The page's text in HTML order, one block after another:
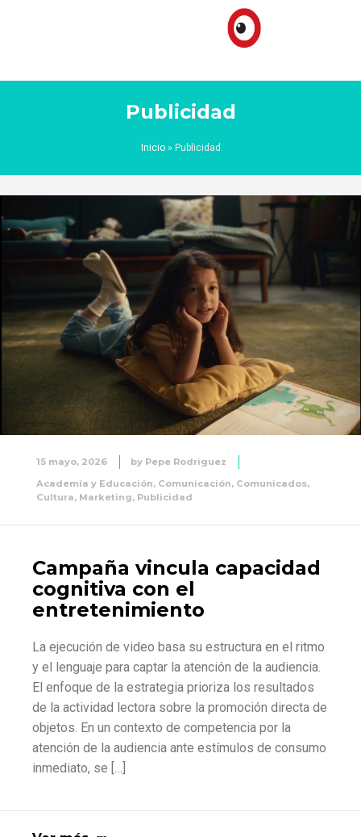
Publicidad
Inicio» Publicidad
15 mayo, 2026 by Pepe Rodriguez
Academía y Educación, Comunicación, Comunicados,
Cultura, Marketing, Publicidad
Campaña vincula capacidad
cognitiva con el
entretenimiento
La ejecución de video basa su estructura en el ritmo
y el lenguaje para captar la atención de la audiencia.
El enfoque de la estrategia prioriza los resultados
de la actividad lectora sobre la promoción directa de
objetos. En un contexto de competencia por la
atención de la audiencia ante estímulos de consumo
inmediato, se […]